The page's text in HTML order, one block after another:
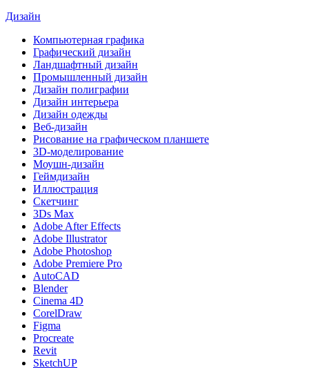
Дизайн
Компьютерная графика
Графический дизайн
Ландшафтный дизайн
Промышленный дизайн
Дизайн полиграфии
Дизайн интерьера
Дизайн одежды
Веб-дизайн
Рисование на графическом планшете
3D-моделирование
Моушн-дизайн
Геймдизайн
Иллюстрация
Скетчинг
3Ds Max
Adobe After Effects
Adobe Illustrator
Adobe Photoshop
Adobe Premiere Pro
AutoCAD
Blender
Cinema 4D
CorelDraw
Figma
Procreate
Revit
SketchUP